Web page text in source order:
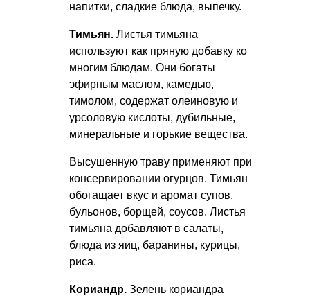
напитки, сладкие блюда, выпечку.
Тимьян. Листья тимьяна
используют как пряную добавку ко
многим блюдам. Они богаты
эфирным маслом, камедью,
тимолом, содержат олеиновую и
урсоловую кислоты, дубильные,
минеральные и горькие вещества.
Высушенную траву применяют при
консервировании огурцов. Тимьян
обогащает вкус и аромат супов,
бульонов, борщей, соусов. Листья
тимьяна добавляют в салаты,
блюда из яиц, баранины, курицы,
риса.
Кориандр. Зелень кориандра